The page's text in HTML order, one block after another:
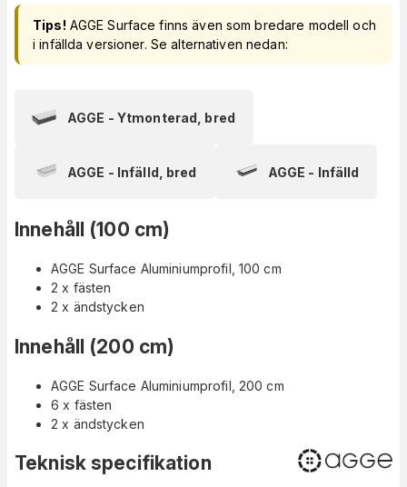
Tips! AGGE Surface finns även som bredare modell och
i infällda versioner. Se alternativen nedan:
AGGE - Ytmonterad, bred
AGGE - Infälld, bred AGGE - Infälld
Innehåll (100 cm)
AGGE Surface Aluminiumprofil, 100 cm
2 x fästen
2 x ändstycken
Innehåll (200 cm)
AGGE Surface Aluminiumprofil, 200 cm
6 x fästen
2 x ändstycken
Teknisk specifikation